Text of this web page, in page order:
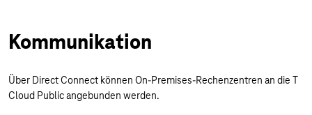
Kommunikation
Über Direct Connect können On-Premises-Rechenzentren an die T
Cloud Public angebunden werden.